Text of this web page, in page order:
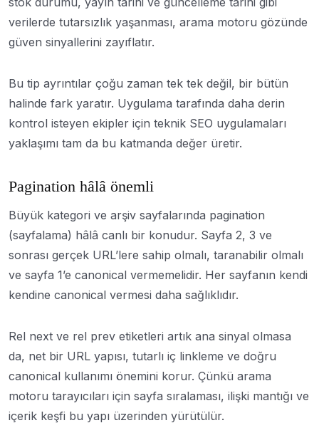
verilerde tutarsızlık yaşanması, arama motoru gözünde
güven sinyallerini zayıflatır.
Bu tip ayrıntılar çoğu zaman tek tek değil, bir bütün
halinde fark yaratır. Uygulama tarafında daha derin
kontrol isteyen ekipler için teknik SEO uygulamaları
yaklaşımı tam da bu katmanda değer üretir.
Pagination hâlâ önemli
Büyük kategori ve arşiv sayfalarında pagination
(sayfalama) hâlâ canlı bir konudur. Sayfa 2, 3 ve
sonrası gerçek URL’lere sahip olmalı, taranabilir olmalı
ve sayfa 1’e canonical vermemelidir. Her sayfanın kendi
kendine canonical vermesi daha sağlıklıdır.
Rel next ve rel prev etiketleri artık ana sinyal olmasa
da, net bir URL yapısı, tutarlı iç linkleme ve doğru
canonical kullanımı önemini korur. Çünkü arama
motoru tarayıcıları için sayfa sıralaması, ilişki mantığı ve
içerik keşfi bu yapı üzerinden yürütülür.